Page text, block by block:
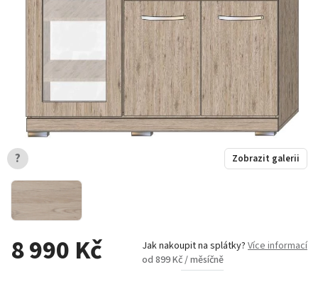
8 990 Kč Jak nakoupit na splátky? Více informací
od 899 Kč / měsíčně
Zobrazit galerii
?